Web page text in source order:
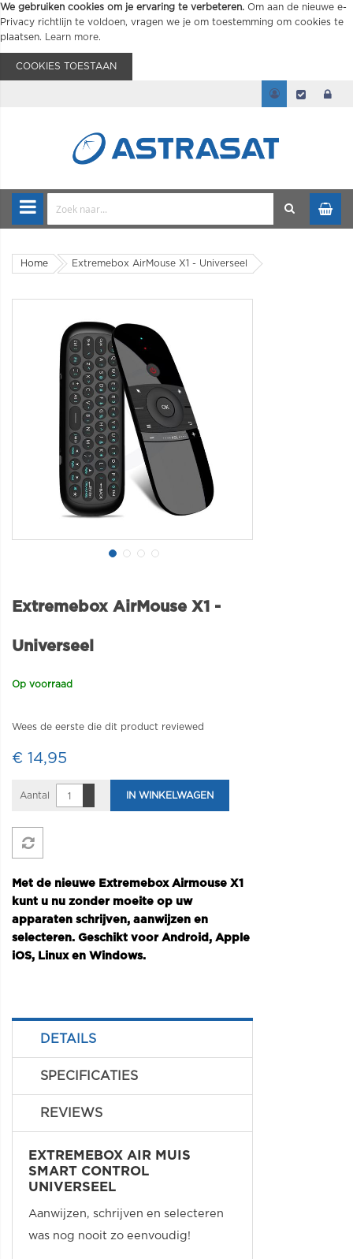
We gebruiken cookies om je ervaring te verbeteren. Om aan de nieuwe e-
Privacy richtlijn te voldoen, vragen we je om toestemming om cookies te
plaatsen.
Learn more.
COOKIES TOESTAAN
Home Extremebox AirMouse X1 - Universeel
Extremebox AirMouse X1 -
Universeel
Op voorraad
Wees de eerste die dit product reviewed
€ 14,95
Aantal IN WINKELWAGEN
Met de nieuwe Extremebox Airmouse X1
kunt u nu zonder moeite op uw
apparaten schrijven, aanwijzen en
selecteren. Geschikt voor Android, Apple
iOS, Linux en Windows.
DETAILS
SPECIFICATIES
REVIEWS
EXTREMEBOX AIR MUIS
SMART CONTROL
UNIVERSEEL
Aanwijzen, schrijven en selecteren
was nog nooit zo eenvoudig!